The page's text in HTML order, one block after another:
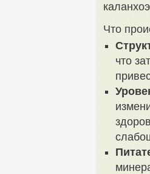
Что
что